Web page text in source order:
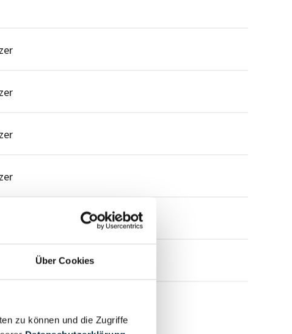
Über Cookies
zu können und die Zugriffe